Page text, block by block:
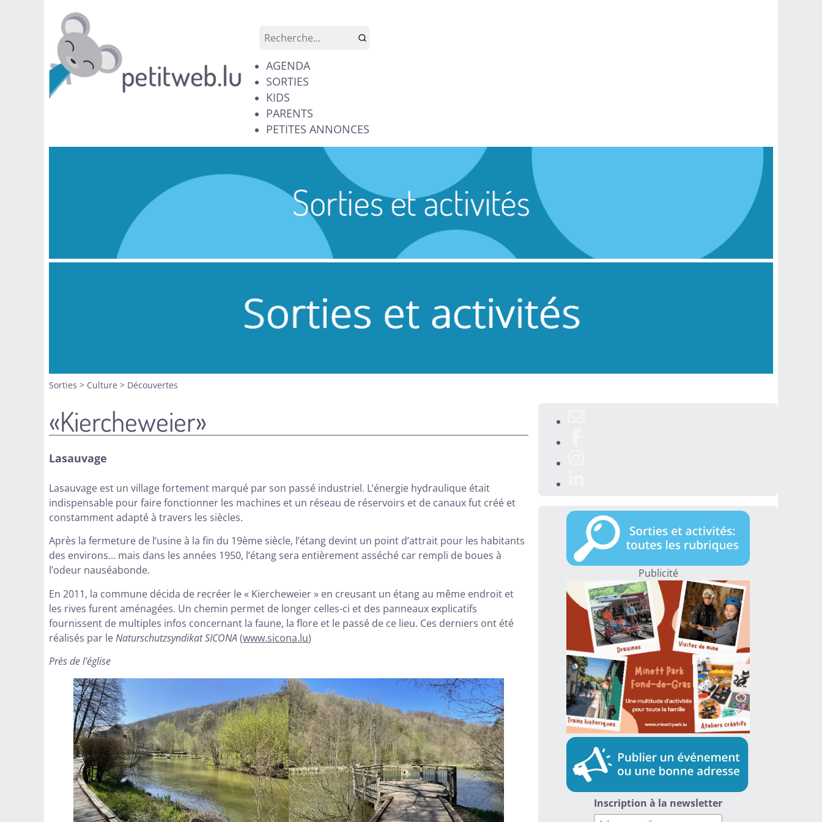
AGENDA
SORTIES
KIDS
PARENTS
PETITES ANNONCES
Sorties > Culture > Découvertes
«Kiercheweier»
Lasauvage
Lasauvage est un village fortement marqué par son passé industriel. L’énergie hydraulique était
indispensable pour faire fonctionner les machines et un réseau de réservoirs et de canaux fut créé et
constamment adapté à travers les siècles.
Après la fermeture de l’usine à la fin du 19ème siècle, l’étang devint un point d’attrait pour les habitants
des environs… mais dans les années 1950, l’étang sera entièrement asséché car rempli de boues à
l’odeur nauséabonde.
En 2011, la commune décida de recréer le « Kiercheweier » en creusant un étang au même endroit et
les rives furent aménagées. Un chemin permet de longer celles-ci et des panneaux explicatifs
fournissent de multiples infos concernant la faune, la flore et le passé de ce lieu. Ces derniers ont été
réalisés par leNaturschutzsyndikat SICONA (www.sicona.lu)
Près de l’église
Publicité
Inscription à la newsletter